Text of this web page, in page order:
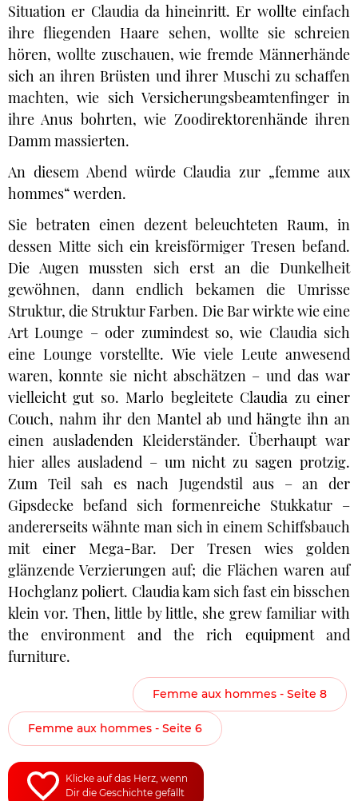
Situation er Claudia da hineinritt. Er wollte einfach
ihre fliegenden Haare sehen, wollte sie schreien
hören, wollte zuschauen, wie fremde Männerhände
sich an ihren Brüsten und ihrer Muschi zu schaffen
machten, wie sich Versicherungsbeamtenfinger in
ihre Anus bohrten, wie Zoodirektorenhände ihren
Damm massierten.
An diesem Abend würde Claudia zur „femme aux
hommes“ werden.
Sie betraten einen dezent beleuchteten Raum, in
dessen Mitte sich ein kreisförmiger Tresen befand.
Die Augen mussten sich erst an die Dunkelheit
gewöhnen, dann endlich bekamen die Umrisse
Struktur, die Struktur Farben. Die Bar wirkte wie eine
Art Lounge – oder zumindest so, wie Claudia sich
eine Lounge vorstellte. Wie viele Leute anwesend
waren, konnte sie nicht abschätzen – und das war
vielleicht gut so. Marlo begleitete Claudia zu einer
Couch, nahm ihr den Mantel ab und hängte ihn an
einen ausladenden Kleiderständer. Überhaupt war
hier alles ausladend – um nicht zu sagen protzig.
Zum Teil sah es nach Jugendstil aus – an der
Gipsdecke befand sich formenreiche Stukkatur –
andererseits wähnte man sich in einem Schiffsbauch
mit einer Mega-Bar. Der Tresen wies golden
glänzende Verzierungen auf; die Flächen waren auf
Hochglanz poliert. Claudia kam sich fast ein bisschen
klein vor. Then, little by little, she grew familiar with
the environment and the rich equipment and
furniture.
Femme aux hommes - Seite 8
Femme aux hommes - Seite 6
Klicke auf das Herz, wenn
Dir die Geschichte gefällt